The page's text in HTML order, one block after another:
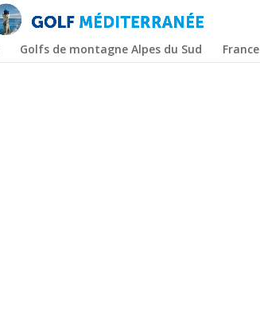
Golfs de montagne Alpes du Sud France